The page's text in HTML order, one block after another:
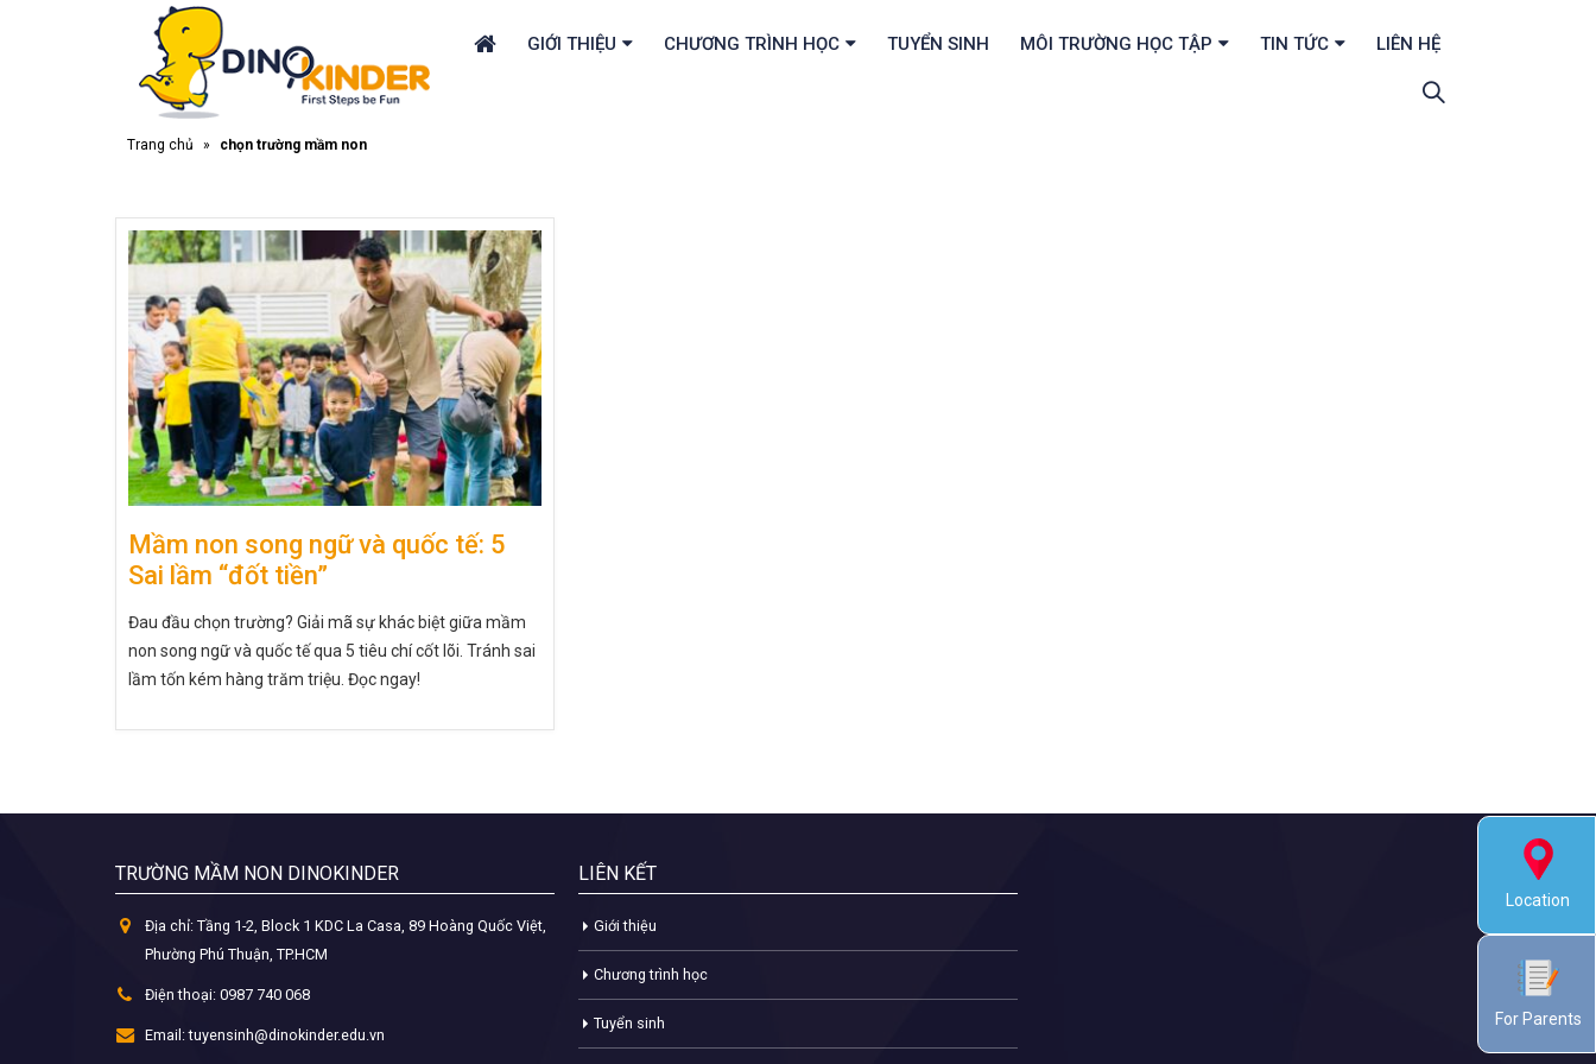
GIỚI THIỆU CHƯƠNG TRÌNH HỌC TUYỂN SINH MÔI TRƯỜNG HỌC TẬP TIN TỨC LIÊN HỆ
Trang chủ » chọn trường mầm non
Mầm non song ngữ và quốc tế: 5
Sai lầm “đốt tiền”
Đau đầu chọn trường? Giải mã sự khác biệt giữa mầm
non song ngữ và quốc tế qua 5 tiêu chí cốt lõi. Tránh sai
lầm tốn kém hàng trăm triệu. Đọc ngay!
TRƯỜNG MẦM NON DINOKINDER
Địa chỉ: Tầng 1-2, Block 1 KDC La Casa, 89 Hoàng Quốc Việt,
Phường Phú Thuận, TP.HCM
Điện thoại: 0987 740 068
Email: tuyensinh@dinokinder.edu.vn
LIÊN KẾT
Giới thiệu
Chương trình học
Tuyển sinh
Location
For Parents